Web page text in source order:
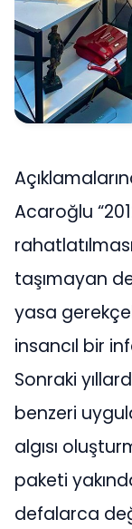
Acaroğlu
taşımayan
yasa
insancıl bir
Sonraki
benzeri
algısı
paketi
defalarca